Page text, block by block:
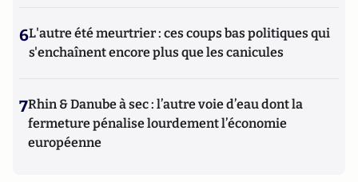
6L'autre été meurtrier : ces coups bas politiques qui
s'enchaînent encore plus que les canicules
7Rhin & Danube à sec : l’autre voie d’eau dont la
fermeture pénalise lourdement l’économie
européenne